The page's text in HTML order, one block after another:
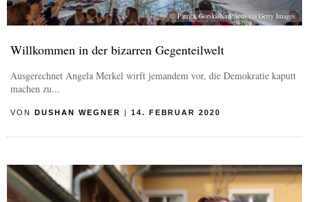
© Patrick Gorski/NurPhoto via Getty Images
Willkommen in der bizarren Gegenteilwelt
Ausgerechnet Angela Merkel wirft jemandem vor, die Demokratie kaputt
machen zu...
VON DUSHAN WEGNER | 14. FEBRUAR 2020